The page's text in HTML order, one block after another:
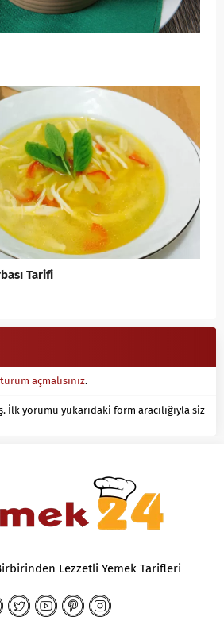
Tarifi
açmalısınız.
İlk yorumu yukarıdaki form aracılığıyla siz
Lezzetli Yemek Tarifleri